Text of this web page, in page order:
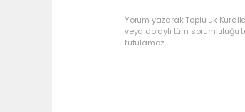
Yorum yazarak Topluluk
veya dolaylı tüm sorumluluğu
tutulamaz.